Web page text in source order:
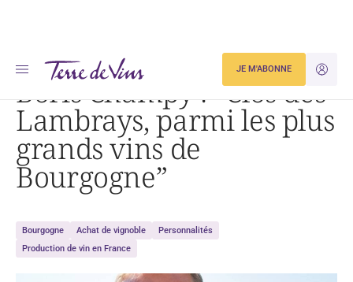
JE
JE M'ABONNE
Accueil Boris Champy : « Clos des Lambrays, parmi les plus grands vins de Bourgogne »
Boris Champy : “Clos des
Lambrays, parmi les plus
grands vins de
Bourgogne”
Bourgogne Achat de vignoble
Personnalités
Production de vin en France